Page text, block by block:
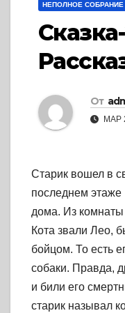
НЕПОЛНОЕ
От
МАР
Старик вошел в
последнем
дома. Из комнаты
Кота звали Лео,
бойцом. То есть
собаки. Правда,
и били его
старик называл